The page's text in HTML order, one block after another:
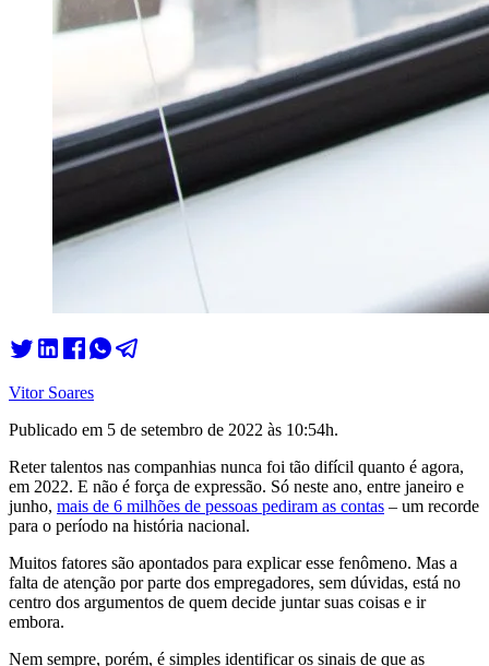
Vitor Soares
Publicado em 5 de setembro de 2022 às 10:54h.
Reter talentos nas companhias nunca foi tão difícil quanto é agora,
em 2022. E não é força de expressão. Só neste ano, entre janeiro e
junho, mais de 6 milhões de pessoas pediram as contas – um recorde
para o período na história nacional.
Muitos fatores são apontados para explicar esse fenômeno. Mas a
falta de atenção por parte dos empregadores, sem dúvidas, está no
centro dos argumentos de quem decide juntar suas coisas e ir
embora.
Nem sempre, porém, é simples identificar os sinais de que as